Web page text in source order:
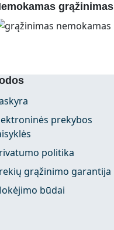
grąžinimas
prekybos
politika
grąžinimo garantija
būdai